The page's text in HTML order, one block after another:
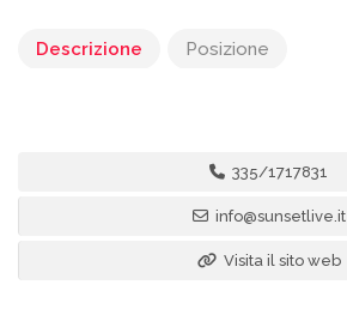
Descrizione Posizione
335/1717831
info@sunsetlive.it
Visita il sito web